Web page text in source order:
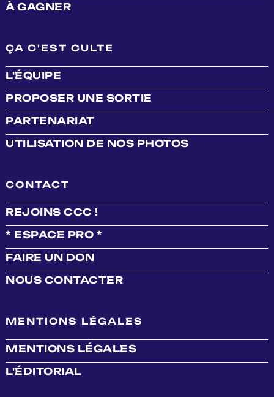
À GAGNER
ÇA C'EST CULTE
L'ÉQUIPE
PROPOSER UNE SORTIE
PARTENARIAT
UTILISATION DE NOS PHOTOS
CONTACT
REJOINS CCC !
* ESPACE PRO *
FAIRE UN DON
NOUS CONTACTER
MENTIONS LÉGALES
MENTIONS LÉGALES
L'ÉDITORIAL